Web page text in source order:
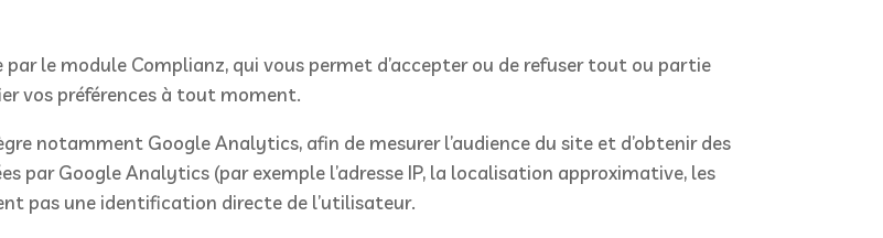
le module Complianz, qui vous permet d’accepter ou de refuser tout ou partie
vos préférences à tout moment.
notamment Google Analytics, afin de mesurer l’audience du site et d’obtenir des
par Google Analytics (par exemple l’adresse IP, la localisation approximative, les
pas une identification directe de l’utilisateur.